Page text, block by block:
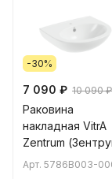
-30%
7 090 ₽ 10 090 ₽
Раковина
накладная VitrA
Zentrum
5786B003-0001
Арт. 5786B003-